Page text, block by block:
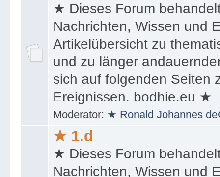
★ Dieses Forum
Nachrichten, Wissen und
Artikelübersicht zu
und zu länger
sich auf folgenden Seiten
Ereignissen. bodhie.eu ★
Moderator: ★ Ronald Johannes
★ 1.d
★ Dieses Forum
Nachrichten, Wissen und